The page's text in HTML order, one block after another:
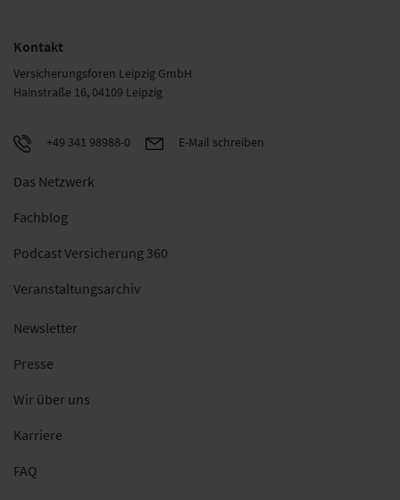
Kontakt
Versicherungsforen Leipzig GmbH
Hainstraße 16, 04109 Leipzig
+49 341 98988-0 E-Mail schreiben
Das Netzwerk
Fachblog
Podcast Versicherung 360
Veranstaltungsarchiv
Newsletter
Presse
Wir über uns
Karriere
FAQ